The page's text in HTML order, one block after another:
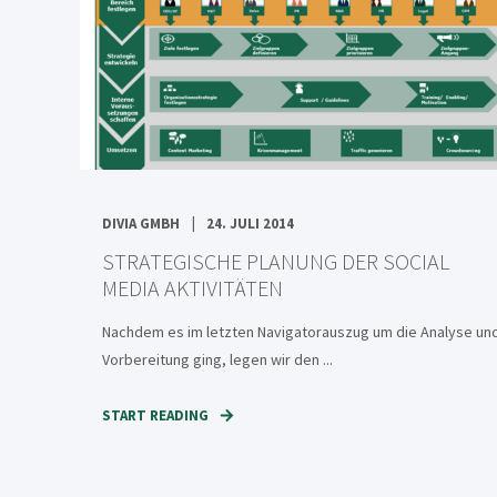
DIVIA GMBH 24. JULI 2014
STRATEGISCHE PLANUNG DER SOCIAL
MEDIA AKTIVITÄTEN
Nachdem es im letzten Navigatorauszug um die Analyse
Vorbereitung ging, legen wir den ...
START READING